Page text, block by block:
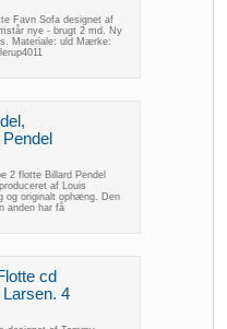
Favn Sofa designet af
nye - brugt 2 md. Ny
Materiale: uld Mærke:
2 flotte Billard Pendel
af Louis
og originalt ophæng. Den
anden har få
cd
4